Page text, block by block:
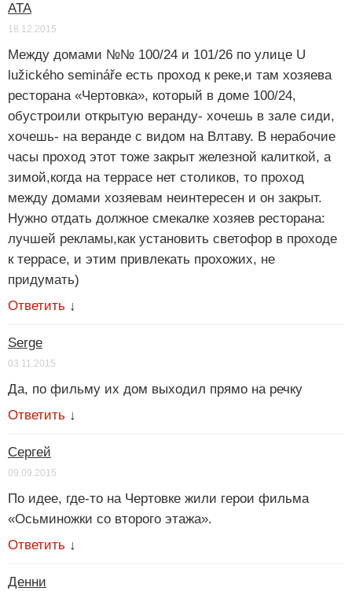
АТА
18.12.2015
Между домами №№ 100/24 и 101/26 по улице U
lužického semináře есть проход к реке,и там хозяева
ресторана «Чертовка», который в доме 100/24,
обустроили открытую веранду- хочешь в зале сиди,
хочешь- на веранде с видом на Влтаву. В нерабочие
часы проход этот тоже закрыт железной калиткой, а
зимой,когда на террасе нет столиков, то проход
между домами хозяевам неинтересен и он закрыт.
Нужно отдать должное смекалке хозяев ресторана:
лучшей рекламы,как установить светофор в проходе
к террасе, и этим привлекать прохожих, не
придумать)
Ответить ↓
Serge
03.11.2015
Да, по фильму их дом выходил прямо на речку
Ответить ↓
Сергей
09.09.2015
По идее, где-то на Чертовке жили герои фильма
«Осьминожки со второго этажа».
Ответить ↓
Денни